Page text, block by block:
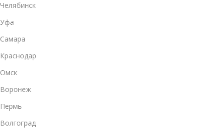
Челябинск
Уфа
Самара
Краснодар
Омск
Воронеж
Пермь
Волгоград